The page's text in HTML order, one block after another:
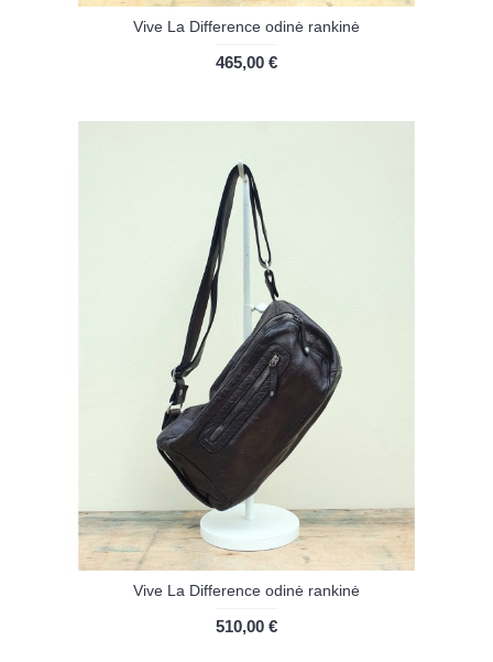
Vive La Difference odinė rankinė
465,00 €
Vive La Difference odinė rankinė
510,00 €